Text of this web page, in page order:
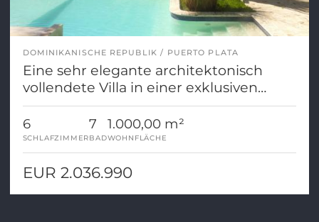
DOMINIKANISCHE REPUBLIK PUERTO PLATA
Eine sehr elegante architektonisch
vollendete Villa in einer exklusiven
internationalen Anlage
6
SCHLAFZIMMER
7
BAD
1.000,00 m²
WOHNFLÄCHE
EUR 2.036.990